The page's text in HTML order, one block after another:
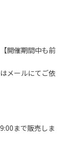
開催期間中も前
メールにてご依
まで販売しま